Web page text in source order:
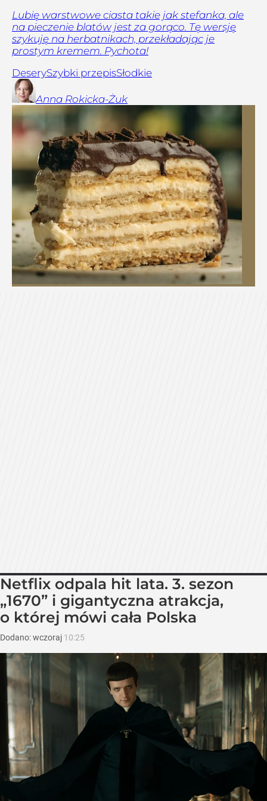
Lubię warstwowe ciasta takie jak stefanka, ale
na pieczenie blatów jest za gorąco. Tę wersję
szykuję na herbatnikach, przekładając je
prostym kremem. Pychota!
DeserySzybki przepisSłodkie
Anna Rokicka-Żuk
Netflix odpala hit lata. 3. sezon
„1670” i gigantyczna atrakcja,
o której mówi cała Polska
Dodano:wczoraj 10:25